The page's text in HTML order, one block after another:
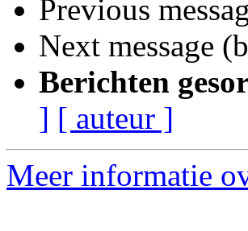
Previous
Next message
Berichten
] [ auteur ]
Meer informatie